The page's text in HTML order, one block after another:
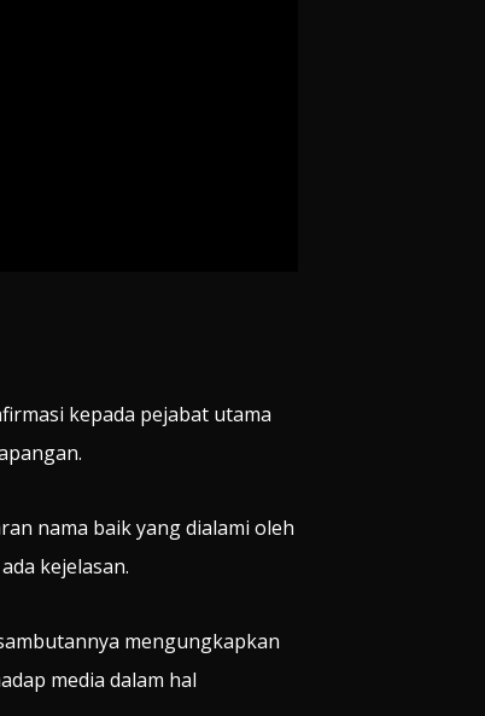
kepada pejabat utama
nama baik yang dialami oleh
kejelasan.
mengungkapkan
media dalam hal